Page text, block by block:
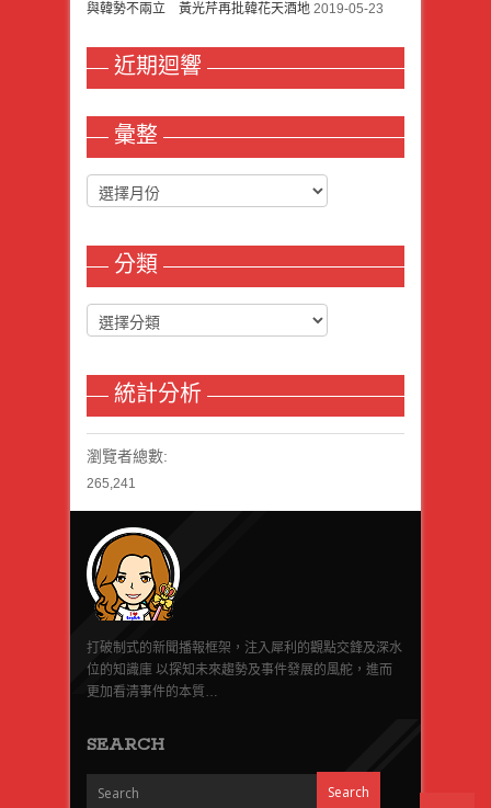
與韓勢不兩立 黃光芹再批韓花天酒地 2019-05-23
近期迴響
彙整
分類
統計分析
瀏覽者總數:
265,241
打破制式的新聞播報框架，注入犀利的觀點交鋒及深水
位的知識庫 以探知未來趨勢及事件發展的風舵，進而
更加看清事件的本質…
SEARCH